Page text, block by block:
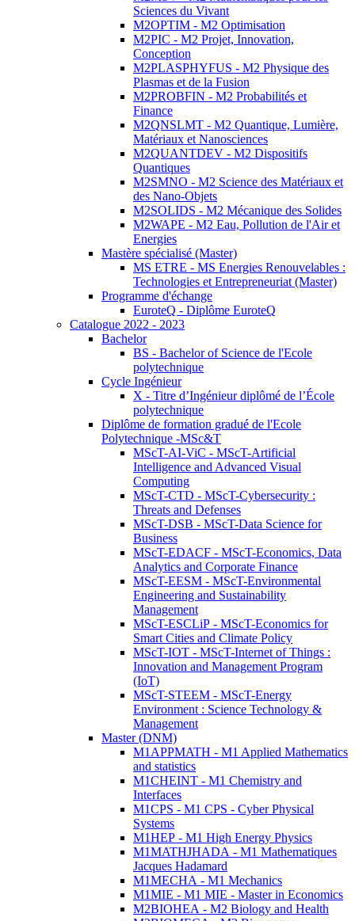
Sciences du Vivant
M2OPTIM - M2 Optimisation
M2PIC - M2 Projet, Innovation,
Conception
M2PLASPHYFUS - M2 Physique des
Plasmas et de la Fusion
M2PROBFIN - M2 Probabilités et
Finance
M2QNSLMT - M2 Quantique, Lumière,
Matériaux et Nanosciences
M2QUANTDEV - M2 Dispositifs
Quantiques
M2SMNO - M2 Science des Matériaux et
des Nano-Objets
M2SOLIDS - M2 Mécanique des Solides
M2WAPE - M2 Eau, Pollution de l'Air et
Energies
Mastère spécialisé (Master)
MS ETRE - MS Energies Renouvelables :
Technologies et Entrepreneuriat (Master)
Programme d'échange
EuroteQ - Diplôme EuroteQ
Catalogue 2022 - 2023
Bachelor
BS - Bachelor of Science de l'Ecole
polytechnique
Cycle Ingénieur
X - Titre d’Ingénieur diplômé de l’École
polytechnique
Diplôme de formation gradué de l'Ecole
Polytechnique -MSc&T
MScT-AI-ViC - MScT-Artificial
Intelligence and Advanced Visual
Computing
MScT-CTD - MScT-Cybersecurity :
Threats and Defenses
MScT-DSB - MScT-Data Science for
Business
MScT-EDACF - MScT-Economics, Data
Analytics and Corporate Finance
MScT-EESM - MScT-Environmental
Engineering and Sustainability
Management
MScT-ESCLiP - MScT-Economics for
Smart Cities and Climate Policy
MScT-IOT - MScT-Internet of Things :
Innovation and Management Program
(IoT)
MScT-STEEM - MScT-Energy
Environment : Science Technology &
Management
Master (DNM)
M1APPMATH - M1 Applied Mathematics
and statistics
M1CHEINT - M1 Chemistry and
Interfaces
M1CPS - M1 CPS - Cyber Physical
Systems
M1HEP - M1 High Energy Physics
M1MATHJHADA - M1 Mathematiques
Jacques Hadamard
M1MECHA - M1 Mechanics
M1MIE - M1 MIE - Master in Economics
M2BIOHEA - M2 Biology and Health